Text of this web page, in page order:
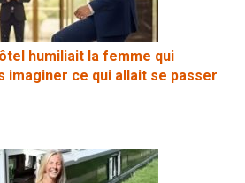
humiliait la femme qui
imaginer ce qui allait se passer